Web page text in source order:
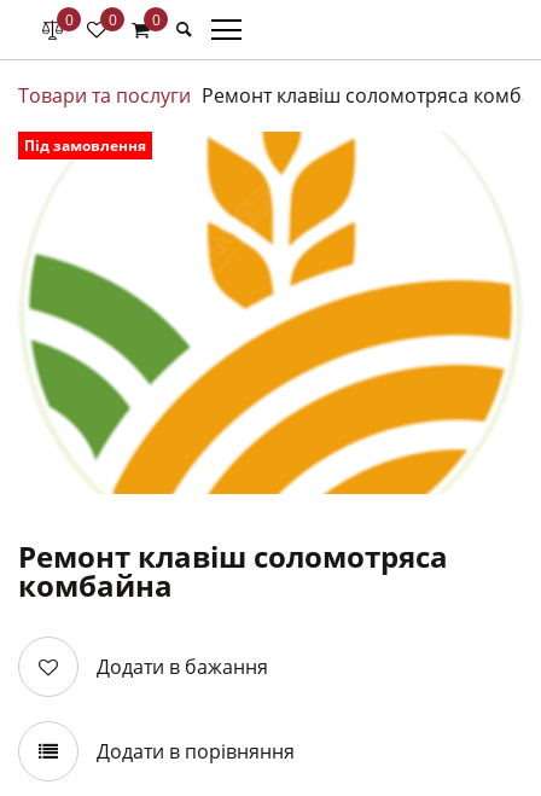
0 0 0
Товари та послуги Ремонт клавіш соломотряса
Під замовлення
Ремонт клавіш соломотряса
комбайна
Додати в бажання
Додати в порівняння